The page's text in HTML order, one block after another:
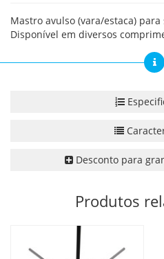
Mastro avulso (vara/estaca)
Disponível em diversos
Desconto para
Produtos